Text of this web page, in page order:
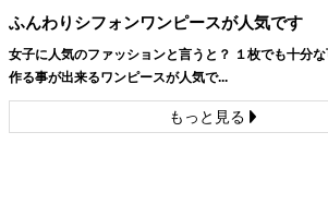
ふんわりシフォンワンピースが人気です
女子に人気のファッションと言うと？ １枚でも十分
作る事が出来るワンピースが人気で...
もっと見る